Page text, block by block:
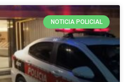
NOTICIA POLICIAL